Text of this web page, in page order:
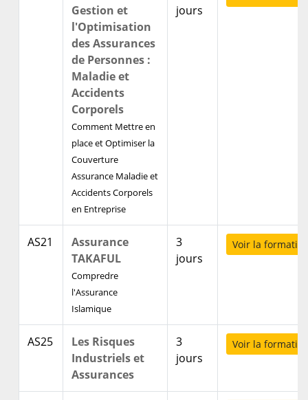
Gestion et
l'Optimisation
des Assurances
de Personnes :
Maladie et
Accidents
Corporels
Comment Mettre en
place et Optimiser la
Couverture
Assurance Maladie et
Accidents Corporels
en Entreprise
jours
AS21
Assurance
TAKAFUL
Compredre
l'Assurance
Islamique
3
jours
Voir la
AS25
Les Risques
Industriels et
Assurances
3
jours
Voir la